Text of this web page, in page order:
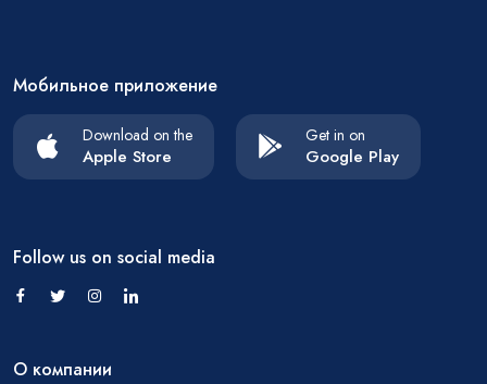
Мобильное приложение
Download on the
Apple Store
Get in on
Google Play
Follow us on social media
О компании